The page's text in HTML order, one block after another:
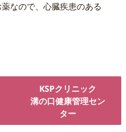
なので、心臓疾患のある
KSPクリニック
溝の口健康管理セン
ター